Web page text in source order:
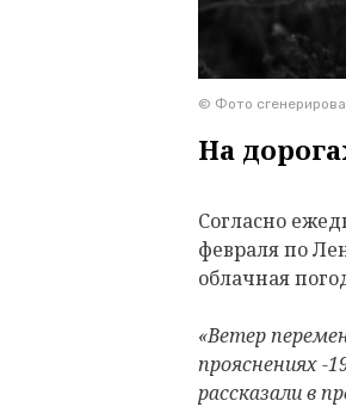
© Фото
На
Согласно
февраля по
облачная
«Ветер
прояснениях -
рассказали в